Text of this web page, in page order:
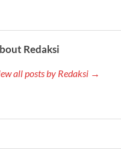
Redaksi
all posts by Redaksi →